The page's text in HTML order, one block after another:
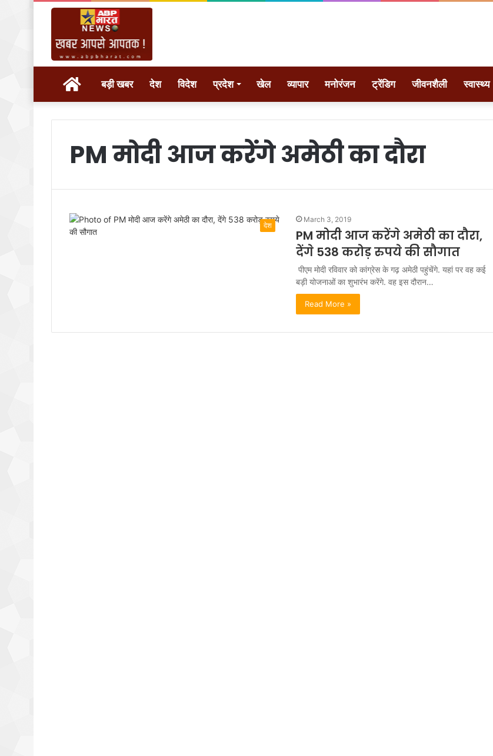
होम बड़ी खबर देश विदेश प्रदेश खेल व्यापार मनोरंजन ट्रेंडिग जीवनशैली स्वास्थ्य
PM मोदी आज करेंगे अमेठी का दौरा
देश
March 3, 2019
PM मोदी आज करेंगे अमेठी का दौरा,
देंगे 538 करोड़ रुपये की सौगात
पीएम मोदी रविवार को कांग्रेस के गढ़ अमेठी पहुंचेंगे. यहां पर वह कई
बड़ी योजनाओं का शुभारंभ करेंगे. वह इस दौरान…
Read More »